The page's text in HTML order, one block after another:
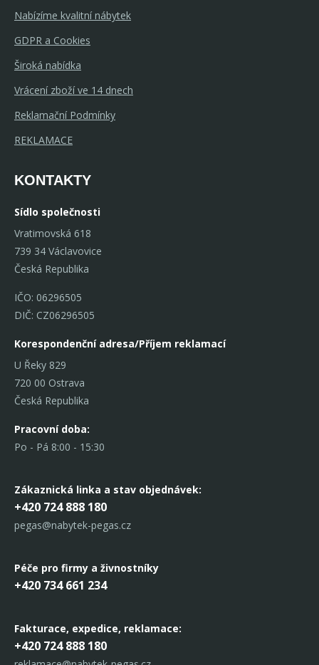
Nabízíme kvalitní nábytek
GDPR a Cookies
Široká nabídka
Vrácení zboží ve 14 dnech
Reklamační Podmínky
REKLAMACE
KONTAKTY
Sídlo společnosti
Vratimovská 618
739 34 Václavovice
Česká Republika
IČO: 06296505
DIČ: CZ06296505
Korespondenční adresa/Příjem reklamací
U Řeky 829
720 00 Ostrava
Česká Republika
Pracovní doba:
Po - Pá 8:00 - 15:30
Zákaznická linka a stav objednávek:
+420 724 888 180
pegas@nabytek-pegas.cz
Péče pro firmy a živnostníky
+420 734 661 234
Fakturace, expedice, reklamace:
+420 724 888 180